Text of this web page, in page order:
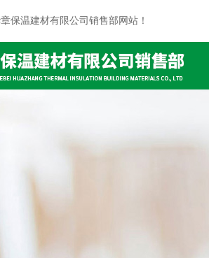
保温建材有限公司销售部网站！